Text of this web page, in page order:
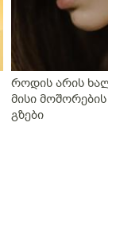
როდის არის
მისი მოშორების
გზები